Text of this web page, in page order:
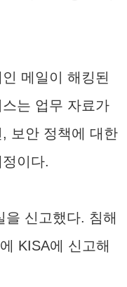
메일이 해킹된
는 업무 자료가
보안 정책에 대한
이다.
을 신고했다. 침해
KISA에 신고해